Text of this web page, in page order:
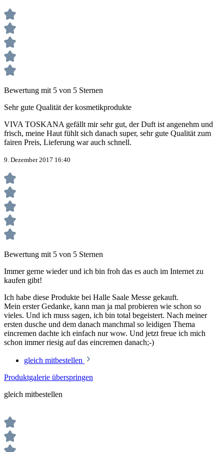
Bewertung mit 5 von 5 Sternen
Sehr gute Qualität der kosmetikprodukte
VIVA TOSKANA gefällt mir sehr gut, der Duft ist angenehm und
frisch, meine Haut fühlt sich danach super, sehr gute Qualität zum
fairen Preis, Lieferung war auch schnell.
9. Dezember 2017 16:40
Bewertung mit 5 von 5 Sternen
Immer gerne wieder und ich bin froh das es auch im Internet zu
kaufen gibt!
Ich habe diese Produkte bei Halle Saale Messe gekauft.
Mein erster Gedanke, kann man ja mal probieren wie schon so
vieles. Und ich muss sagen, ich bin total begeistert. Nach meiner
ersten dusche und dem danach manchmal so leidigen Thema
eincremen dachte ich einfach nur wow. Und jetzt freue ich mich
schon immer riesig auf das eincremen danach;-)
gleich mitbestellen
Produktgalerie überspringen
gleich mitbestellen